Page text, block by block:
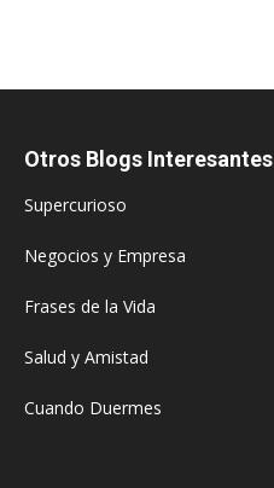
Otros Blogs Interesantes
Supercurioso
Negocios y Empresa
Frases de la Vida
Salud y Amistad
Cuando Duermes